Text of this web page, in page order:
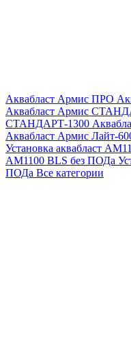
Аквабласт Армис ПРО
Аквабласт Армис
СТАНДАРТ-1300
Аквабласт Армис Лайт-
Установка аквабласт
AM1100 BLS без ПОДа
ПОДа Все категории